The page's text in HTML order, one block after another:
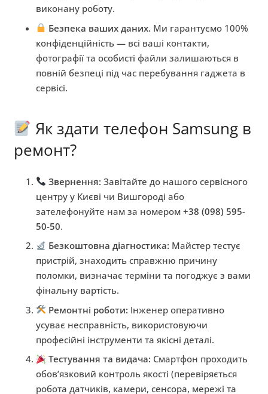
виконану роботу.
Безпека ваших даних. Ми гарантуємо 100%
конфіденційність — всі ваші контакти,
фотографії та особисті файли залишаються в
повній безпеці під час перебування гаджета в
сервісі.
Як здати телефон Samsung в
ремонт?
Звернення: Завітайте до нашого сервісного
центру у Києві чи Вишгороді або
зателефонуйте нам за номером +38 (098) 595-
50-50.
Безкоштовна діагностика: Майстер тестує
пристрій, знаходить справжню причину
поломки, визначає терміни та погоджує з вами
фінальну вартість.
Ремонтні роботи: Інженер оперативно
усуває несправність, використовуючи
професійні інструменти та якісні деталі.
Тестування та видача: Смартфон проходить
обов’язковий контроль якості (перевіряється
робота датчиків, камери, сенсора, мережі та